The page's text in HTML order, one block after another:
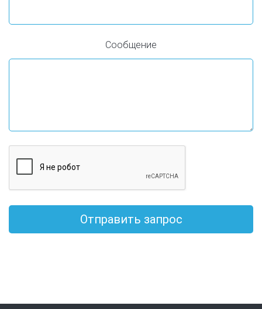
Сообщение
Отправить запрос